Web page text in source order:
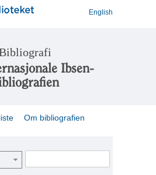
English
Ibsen-
Om bibliografien